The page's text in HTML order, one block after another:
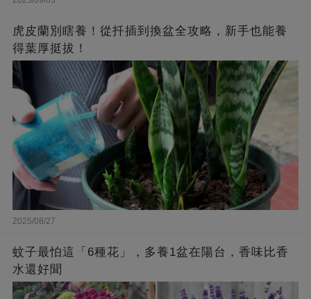
虎皮蘭別瞎養！從扦插到換盆全攻略，新手也能養
得葉厚挺拔！
2025/08/27
蚊子最怕這「6種花」，多養1盆在陽台，香味比香
水還好聞